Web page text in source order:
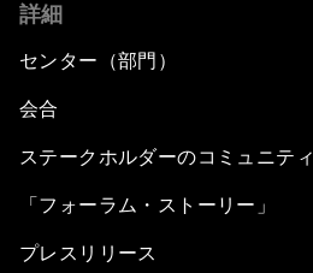
詳細
センター（部門）
会合
ステークホルダーのコミュニティ
「フォーラム・ストーリー」
プレスリリース